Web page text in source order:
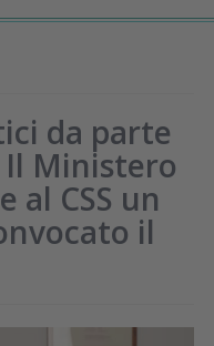
da parte
Ministero
al CSS un
il